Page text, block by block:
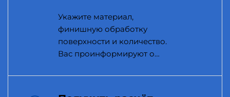
Укажите материал,
финишную обработку
поверхности и количество.
Вас проинформируют о
производством.